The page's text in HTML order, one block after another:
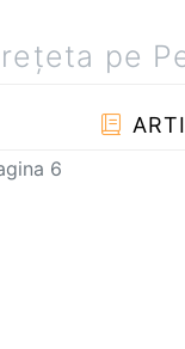
6